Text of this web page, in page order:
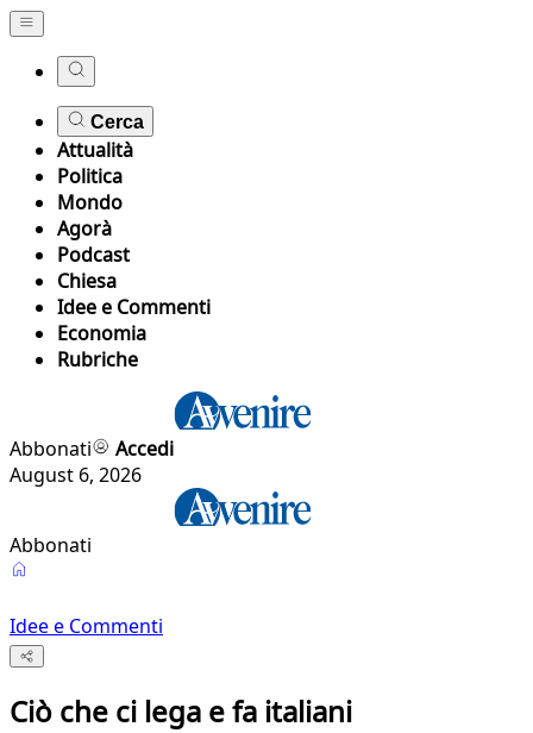
Cerca
Attualità
Politica
Mondo
Agorà
Podcast
Chiesa
Idee e Commenti
Economia
Rubriche
Abbonati
Accedi
August 6, 2026
Abbonati
Idee e Commenti
Ciò che ci lega e fa italiani